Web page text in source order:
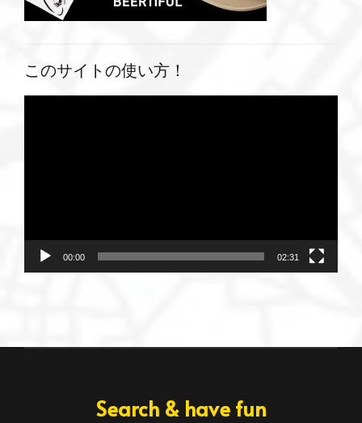
このサイトの使い方！
00:00 02:31
Search & have fun